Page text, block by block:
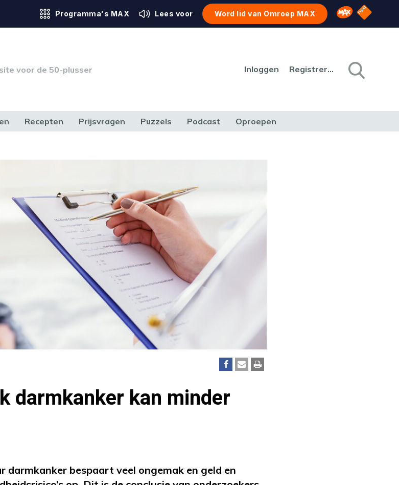
Programma's MAX Lees voor Word lid van Omroep MAX Omroep MAX
NPO
voor de 50-plusser Inloggen Registreren
Recepten Prijsvragen Puzzels Podcast Oproepen
darmkanker kan minder
darmkanker bespaart veel ongemak en geld en